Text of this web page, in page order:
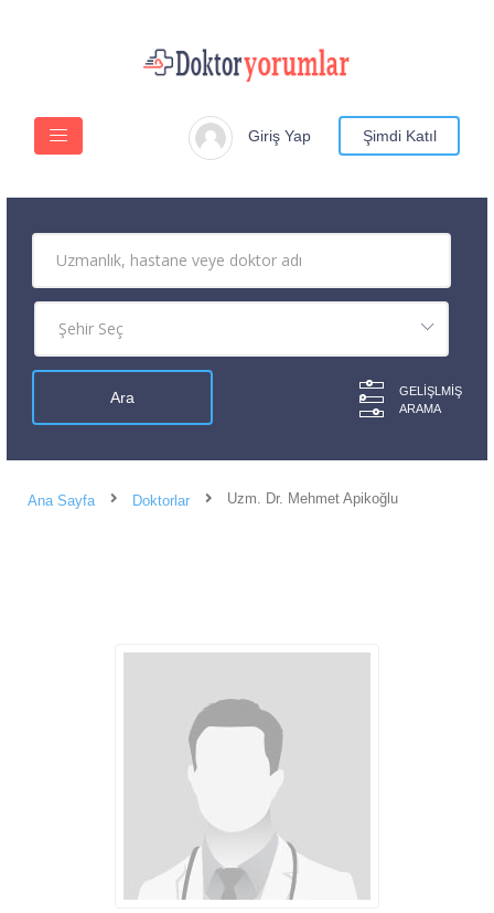
Giriş Yap Şimdi Katıl
GELIŞLMIŞ
ARAMA
Ana Sayfa Doktorlar Uzm. Dr. Mehmet Apikoğlu